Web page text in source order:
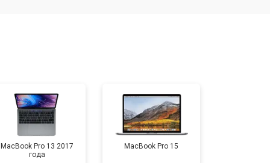
MacBook Pro 13 2017
года
MacBook Pro 15